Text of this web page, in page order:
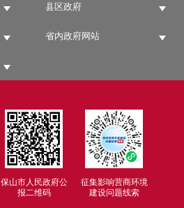
县区政府
省内政府网站
保山市人民政府公
报二维码
征集影响营商环境
建设问题线索